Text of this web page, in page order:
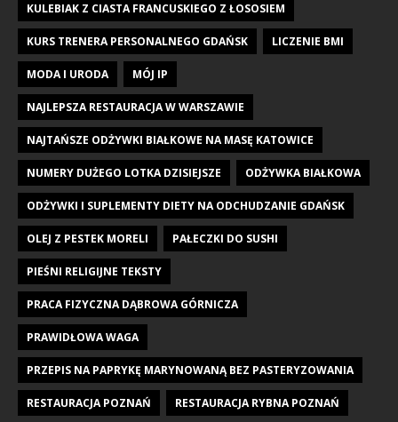
KULEBIAK Z CIASTA FRANCUSKIEGO Z ŁOSOSIEM
KURS TRENERA PERSONALNEGO GDAŃSK LICZENIE BMI
MODA I URODA MÓJ IP
NAJLEPSZA RESTAURACJA W WARSZAWIE
NAJTAŃSZE ODŻYWKI BIAŁKOWE NA MASĘ KATOWICE
NUMERY DUŻEGO LOTKA DZISIEJSZE ODŻYWKA BIAŁKOWA
ODŻYWKI I SUPLEMENTY DIETY NA ODCHUDZANIE GDAŃSK
OLEJ Z PESTEK MORELI PAŁECZKI DO SUSHI
PIEŚNI RELIGIJNE TEKSTY
PRACA FIZYCZNA DĄBROWA GÓRNICZA
PRAWIDŁOWA WAGA
PRZEPIS NA PAPRYKĘ MARYNOWANĄ BEZ PASTERYZOWANIA
RESTAURACJA POZNAŃ RESTAURACJA RYBNA POZNAŃ